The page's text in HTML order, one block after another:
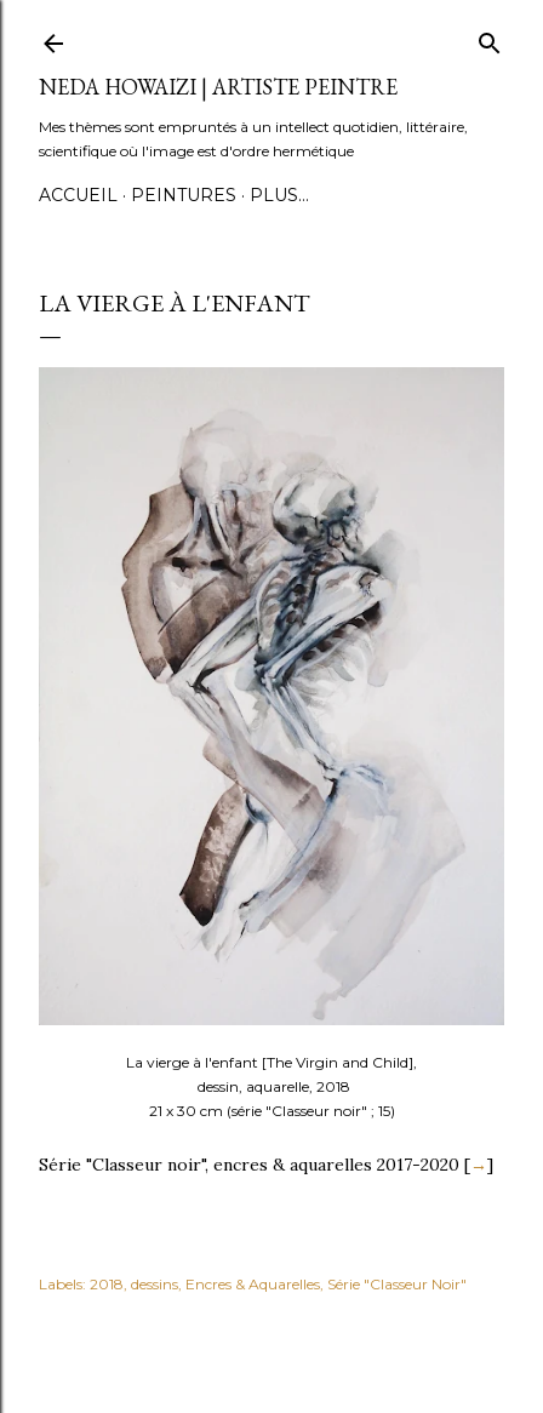
NEDA HOWAIZI | ARTISTE PEINTRE
Mes thèmes sont empruntés à un intellect quotidien, littéraire,
scientifique où l'image est d'ordre hermétique
ACCUEIL PEINTURES PLUS…
LA VIERGE À L'ENFANT
La vierge à l'enfant [The Virgin and Child],
dessin, aquarelle, 2018
21 x 30 cm (série "Classeur noir" ; 15)
Série "Classeur noir", encres & aquarelles 2017-2020 [→]
Labels: 2018 dessins Encres & Aquarelles Série "Classeur Noir"